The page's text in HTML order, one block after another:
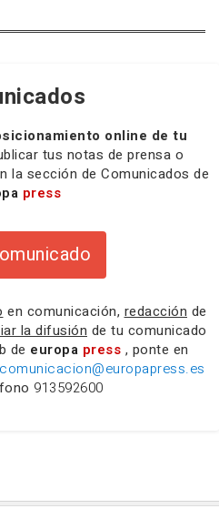
online de tu
tus notas de prensa o
la sección de Comunicados de
press
en comunicación, redacción de
la difusión de tu comunicado
de europa press , ponte en
comunicacion@europapress.es
913592600